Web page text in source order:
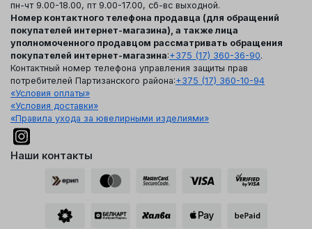
пн-чт 9.00-18.00, пт 9.00-17.00, сб-вс выходной.
Номер контактного телефона продавца (для обращений
покупателей интернет-магазина), а также лица
уполномоченного продавцом рассматривать обращения
покупателей интернет-магазина:+375 (17) 360-36-90.
Контактный номер телефона управления защиты прав
потребителей Партизанского района:+375 (17) 360-10-94
«Условия оплаты»
«Условия доставки»
«Правила ухода за ювелирными изделиями»
Наши контакты